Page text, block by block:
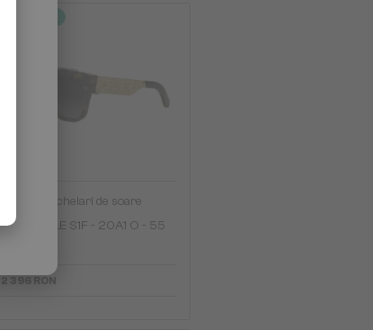
Ochelari de soare
DIORESILLE S1F - 20A1 O - 55
2 396 RON